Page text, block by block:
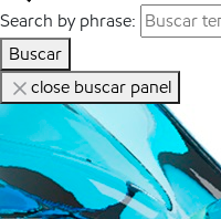
Search by phrase:
Buscar
close buscar panel